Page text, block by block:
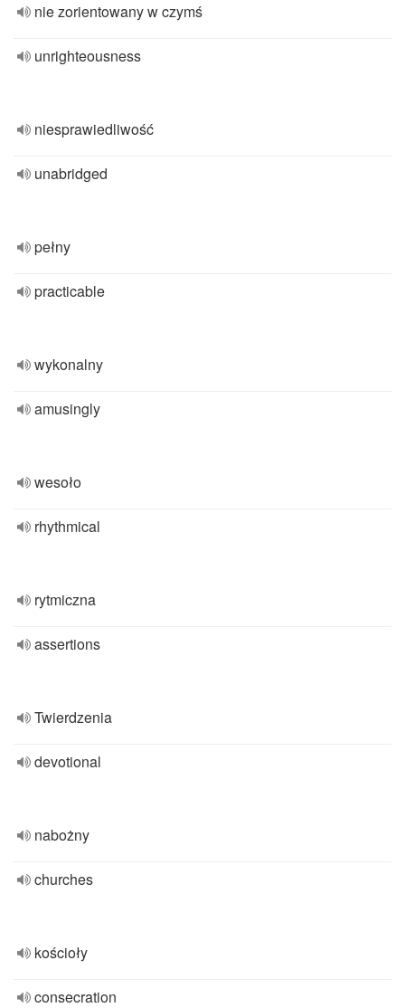
nie zorientowany w czymś
unrighteousness
niesprawiedliwość
unabridged
pełny
practicable
wykonalny
amusingly
wesoło
rhythmical
rytmiczna
assertions
Twierdzenia
devotional
nabożny
churches
kościoły
consecration